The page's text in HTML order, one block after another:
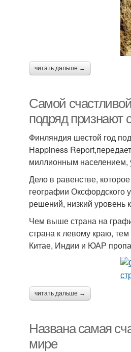
читать дальше →
Самой
подряд признают
Финляндия шестой год
Happiness
миллионным населением,
Дело в равенстве,
географии Оксфордского
решений, низкий уровень
Чем выше страна на
страна к левому краю,
Китае, Индии и ЮАР
читать дальше →
Названа самая
мире